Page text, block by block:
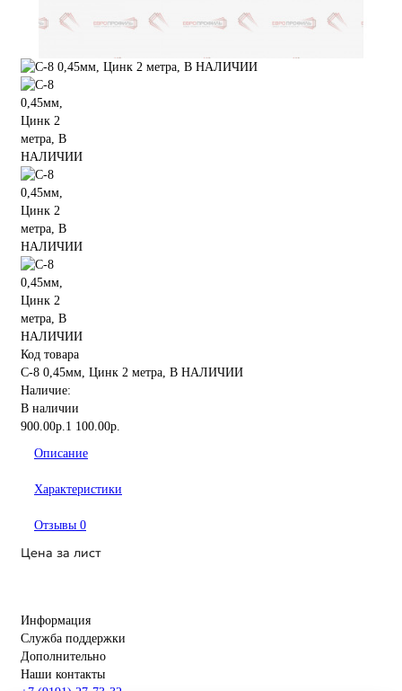
Код товара
С-8 0,45мм, Цинк 2 метра, В НАЛИЧИИ
Наличие:
В наличии
900.00р.1 100.00р.
Описание
Характеристики
Отзывы 0
Цена за лист
Информация
Служба поддержки
Дополнительно
Наши контакты